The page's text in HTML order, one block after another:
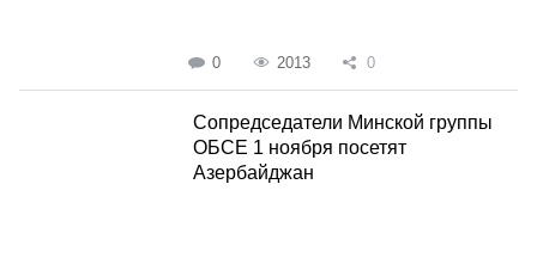
0 2013 0
Сопредседатели Минской группы
ОБСЕ 1 ноября посетят
Азербайджан